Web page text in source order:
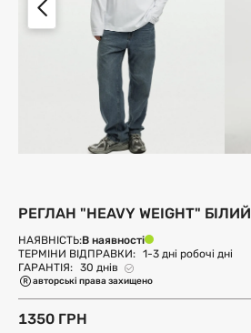
РЕГЛАН "HEAVY WEIGHT" БІЛИЙ
НАЯВНІСТЬ:В наявності
ТЕРМІНИ ВІДПРАВКИ: 1-3 дні робочі дні
ГАРАНТІЯ: 30 днів
авторські права захищено
1350 ГРН